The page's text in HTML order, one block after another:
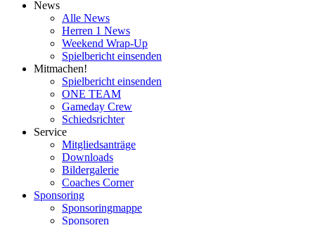
News
Alle News
Herren 1 News
Weekend Wrap-Up
Spielbericht einsenden
Mitmachen!
Spielbericht einsenden
ONE TEAM
Gameday Crew
Schiedsrichter
Service
Mitgliedsanträge
Downloads
Bildergalerie
Coaches Corner
Sponsoring
Sponsoringmappe
Sponsoren